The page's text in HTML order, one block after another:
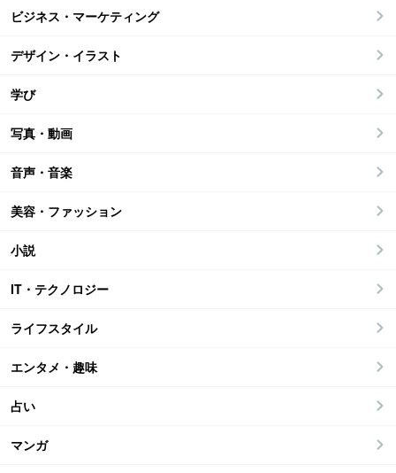
ビジネス・マーケティング
デザイン・イラスト
学び
写真・動画
音声・音楽
美容・ファッション
小説
IT・テクノロジー
ライフスタイル
エンタメ・趣味
占い
マンガ